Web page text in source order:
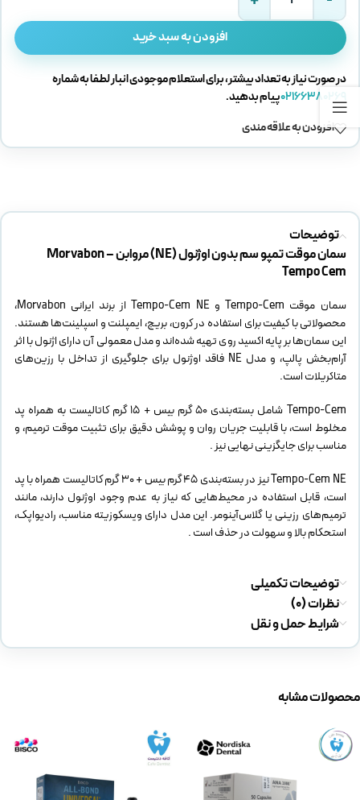
افزودن به سبد خرید
در صورت نیاز به تعداد بیشتر، برای استعلام موجودی انبار لطفا به شماره
02166380269پیام بدهید.
افزودن به علاقه مندی
توضیحات
سمان موقت تمپو سم بدون اوژنول (NE) مروابن – Morvabon
Tempo Cem
سمان موقت Tempo-Cem و Tempo-Cem NE از برند ایرانی Morvabon،
محصولاتی با کیفیت برای استفاده در کرون‌، بریج‌، ایمپلنت و اسپلینت‌ها هستند.
این سمان‌ها بر پایه اکسید روی تهیه شده‌اند و مدل معمولی آن دارای اژنول با اثر
آرام‌بخش پالپ، و مدل NE فاقد اوژنول برای جلوگیری از تداخل با رزین‌های
متاکریلات است.
Tempo-Cem شامل بسته‌بندی ۵۰ گرم بیس + ۱۵ گرم کاتالیست به همراه پد
مخلوط است، با قابلیت جریان روان و پوشش دقیق برای تثبیت موقت ترمیم، و
مناسب برای جایگزینی نهایی نیز .
Tempo-Cem NE نیز در بسته‌بندی ۴۵ گرم بیس + ۳۰ گرم کاتالیست همراه با پد
است، قابل استفاده در محیط‌هایی که نیاز به عدم وجود اوژنول دارند، مانند
ترمیم‌های رزینی یا گلاس‌آینومر. این مدل دارای ویسکوزیته مناسب، رادیو‌اپک،
استحکام بالا و سهولت در حذف است .
توضیحات تکمیلی
نظرات (0)
شرایط حمل و نقل
محصولات مشابه